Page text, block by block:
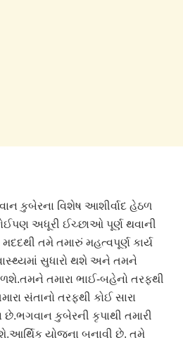
કુબેરના વિશેષ આશીર્વાદ હેઠળ
અધૂરી ઈચ્છાઓ પૂર્ણ થવાની
મદદથી તમે તમારું મહત્વપૂર્ણ કાર્ય
સુધારો થશે અને તમને
તમારા ભાઈ-બહેનો તરફથી
સંતાનો તરફથી કોઈ સારા
છે.ભગવાન કુબેરની કૃપાથી તમારી
યોજના બનાવી છે. તમે